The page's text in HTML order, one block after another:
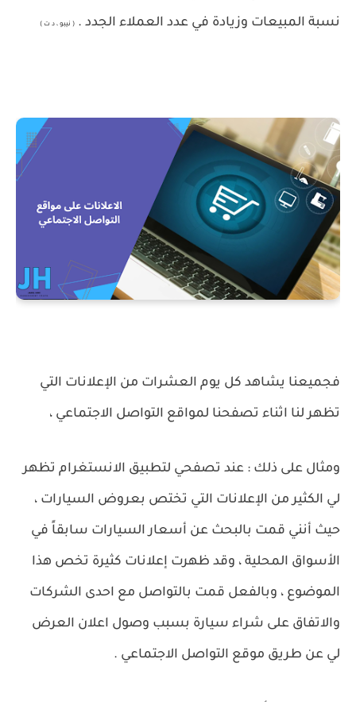
نسبة المبيعات وزيادة في عدد العملاء الجدد . ( نيبو ، د ت )
فجميعنا يشاهد كل يوم العشرات من الإعلانات التي
تظهر لنا اثناء تصفحنا لمواقع التواصل الاجتماعي ،
ومثال على ذلك : عند تصفحي لتطبيق الانستغرام تظهر
لي الكثير من الإعلانات التي تختص بعروض السيارات ،
حيث أنني قمت بالبحث عن أسعار السيارات سابقاً في
الأسواق المحلية ، وقد ظهرت إعلانات كثيرة تخص هذا
الموضوع ، وبالفعل قمت بالتواصل مع احدى الشركات
والاتفاق على شراء سيارة بسبب وصول اعلان العرض
لي عن طريق موقع التواصل الاجتماعي .